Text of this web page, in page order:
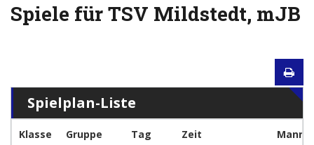
Spiele für TSV Mildstedt, mJB
Spielplan-Liste
Klasse Gruppe Tag Zeit